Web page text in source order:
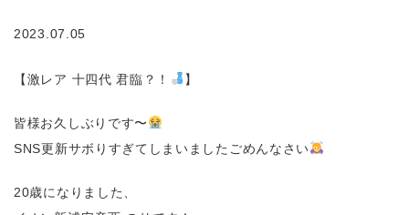
2023.07.05
【激レア 十四代 君臨？！ 】
皆様お久しぶりです〜
SNS更新サボりすぎてしまいましたごめんなさい
20歳になりました、